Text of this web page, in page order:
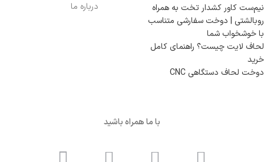
نیم‌ست کاور کشدار تخت به همراه
روبالشتی | دوخت سفارشی متناسب
با خوشخواب شما
لحاف لایت چیست؟ راهنمای کامل
خرید
دوخت لحاف دستگاهی CNC
درباره ما
با ما همراه باشید